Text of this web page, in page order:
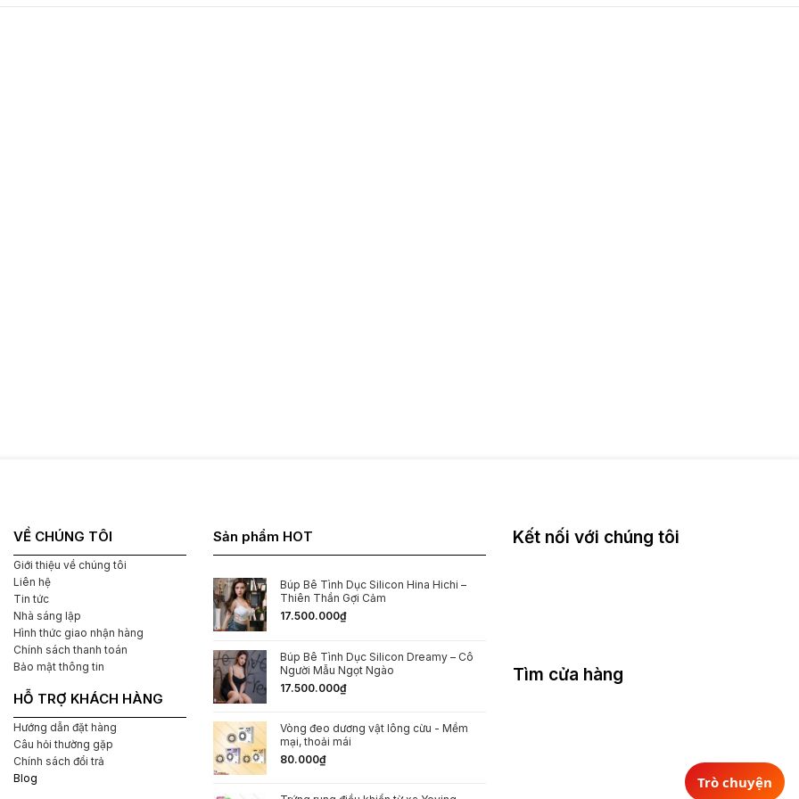
quan trọng trong việc chăm sóc và bảo vệ vùng
nam giới Moussecó chứa các thành phần dưỡng
tích tụ trên da vùng kín. Điều này giúp vùng kín luôn
mùi hôi khó chịu.Dung dịch vệ sinh vùng kín nam
thơm mát.
dao động trong khoảng từ 3,5 đến 4,5. Sản phẩm này
VỀ CHÚNG TÔI
Giới thiệu về chúng tôi
Liên hệ
Tin tức
Nhà sáng lập
Hình thức giao nhận hàng
Chính sách thanh toán
Bảo mật thông tin
HỖ TRỢ KHÁCH HÀNG
Hướng dẫn đặt hàng
Câu hỏi thường gặp
Chính sách đổi trả
Blog
Sản phẩm HOT
Búp Bê Tình Dục Silicon Hina Hichi –
Thiên Thần Gợi Cảm
17.500.000₫
Búp Bê Tình Dục Silicon Dreamy – Cô
Người Mẫu Ngọt Ngào
17.500.000₫
Vòng đeo dương vật lông cừu - Mềm
mại, thoải mái
80.000₫
Kết nối với chúng tôi
Tìm cửa hàng
Trò chuyện